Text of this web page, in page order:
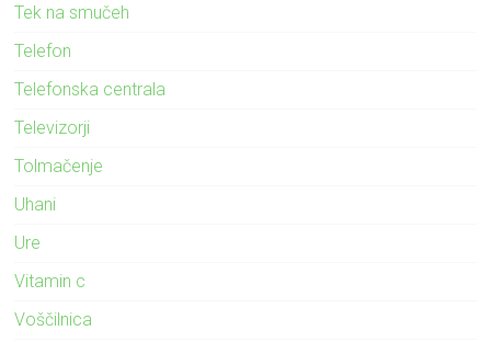
Tek na smučeh
Telefon
Telefonska centrala
Televizorji
Tolmačenje
Uhani
Ure
Vitamin c
Voščilnica